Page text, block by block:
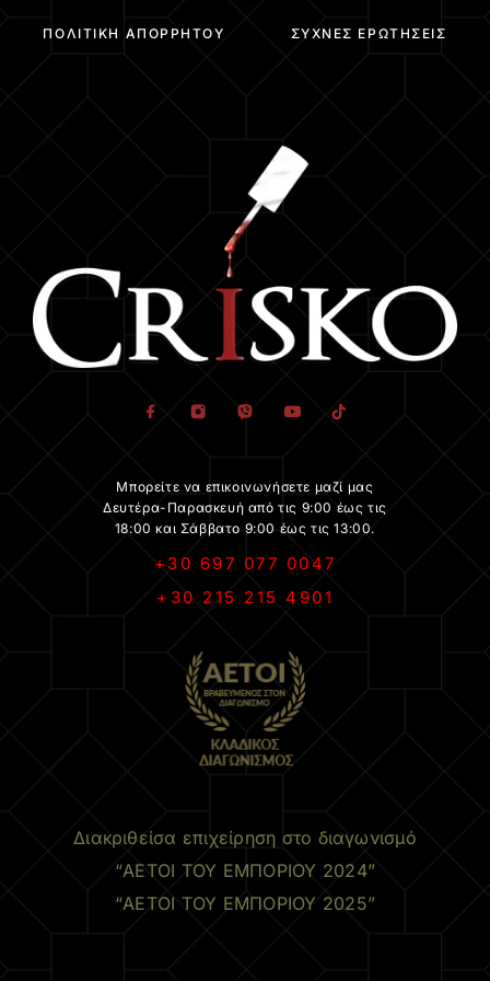
ΠΟΛΙΤΙΚΉ ΑΠΟΡΡΉΤΟΥ ΣΥΧΝΈΣ ΕΡΩΤΉΣΕΙΣ
Μπορείτε να επικοινωνήσετε μαζί μας
Δευτέρα-Παρασκευή από τις 9:00 έως τις
18:00 και Σάββατο 9:00 έως τις 13:00.
+30 697 077 0047
+30 215 215 4901
Διακριθείσα επιχείρηση στο διαγωνισμό
“ΑΕΤΟΙ ΤΟΥ ΕΜΠΟΡΙΟΥ 2024”
“ΑΕΤΟΙ ΤΟΥ ΕΜΠΟΡΙΟΥ 2025”